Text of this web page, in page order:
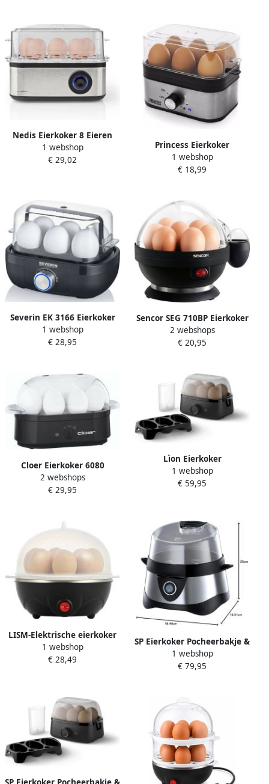
Nedis Eierkoker 8 Eieren
Maatbeker Aluminium
Zwart
1 webshop
€ 29,02
Princess Eierkoker
elektrisch 262041 Eierkoker
– Geschikt voor 1 tot 6
maatbeker
1 webshop
€ 18,99
Severin EK 3166 Eierkoker
Electrisch 6 eieren matt
zwart
1 webshop
€ 28,95
Sencor SEG 710BP Eierkoker
Luxe Zwart
2 webshops
€ 20,95
Cloer Eierkoker 6080
Eierkoker
2 webshops
€ 29,95
Lìon Eierkoker
Automatische Uitschakeling
Eierkoker met Pocheerbakj
1 webshop
€ 59,95
LISM-Elektrische eierkoker
capaciteit Geschikt voor 7
eieren Geschikt voor het
transparant deksel ideaal
Geschikt voor het bereiden
van ontbijt
1 webshop
€ 28,49
SP Eierkoker Pocheerbakje &
Eierprikker Compact
Ontwerp Zwart 19cm x
1 webshop
€ 79,95